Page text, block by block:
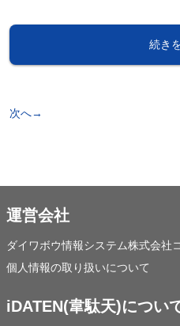
続き
次へ→
運営会社
ダイワボウ情報システム株式会社
個人情報の取り扱いについて
iDATEN(韋駄天)につい